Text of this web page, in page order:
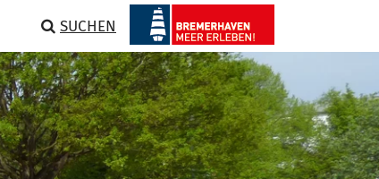
SUCHEN